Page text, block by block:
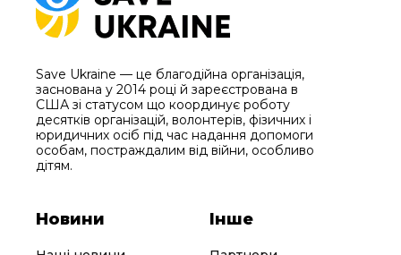
Save Ukraine — це благодійна організація,
заснована у 2014 році й зареєстрована в
США зі статусом що координує роботу
десятків організацій, волонтерів, фізичних і
юридичних осіб під час надання допомоги
особам, постраждалим від війни, особливо
дітям.
Новини Інше